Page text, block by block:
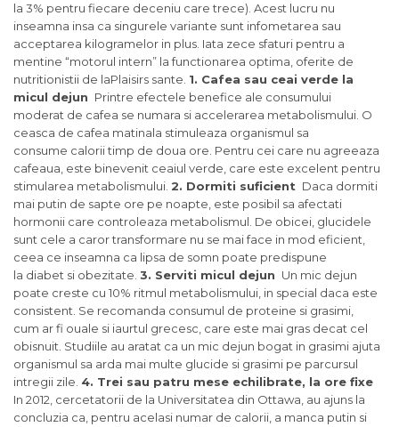
la 3% pentru fiecare deceniu care trece). Acest lucru nu
inseamna insa ca singurele variante sunt infometarea sau
acceptarea kilogramelor in plus. Iata zece sfaturi pentru a
mentine “motorul intern” la functionarea optima, oferite de
nutritionistii de laPlaisirs sante. 1. Cafea sau ceai verde la
micul dejun Printre efectele benefice ale consumului
moderat de cafea se numara si accelerarea metabolismului. O
ceasca de cafea matinala stimuleaza organismul sa
consume calorii timp de doua ore. Pentru cei care nu agreeaza
cafeaua, este binevenit ceaiul verde, care este excelent pentru
stimularea metabolismului. 2. Dormiti suficient Daca dormiti
mai putin de sapte ore pe noapte, este posibil sa afectati
hormonii care controleaza metabolismul. De obicei, glucidele
sunt cele a caror transformare nu se mai face in mod eficient,
ceea ce inseamna ca lipsa de somn poate predispune
la diabet si obezitate. 3. Serviti micul dejun Un mic dejun
poate creste cu 10% ritmul metabolismului, in special daca este
consistent. Se recomanda consumul de proteine si grasimi,
cum ar fi ouale si iaurtul grecesc, care este mai gras decat cel
obisnuit. Studiile au aratat ca un mic dejun bogat in grasimi ajuta
organismul sa arda mai multe glucide si grasimi pe parcursul
intregii zile. 4. Trei sau patru mese echilibrate, la ore fixe
In 2012, cercetatorii de la Universitatea din Ottawa, au ajuns la
concluzia ca, pentru acelasi numar de calorii, a manca putin si